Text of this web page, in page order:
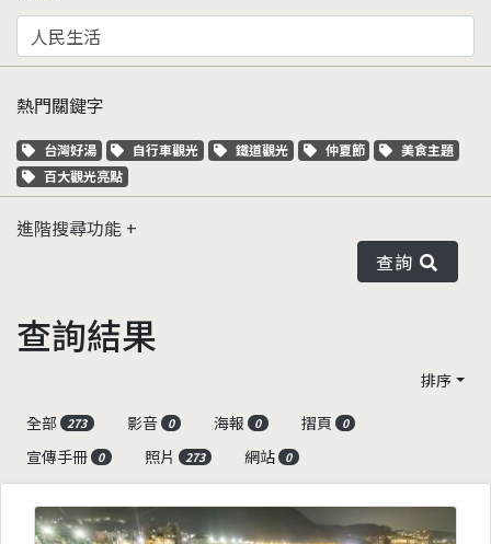
熱門關鍵字
關鍵字標籤
台灣好湯 關鍵字標籤
自行車觀光 關鍵字標籤
鐵道觀光 關鍵字標籤
仲夏節 關鍵字標籤
美食主題
關鍵字標籤
百大觀光亮點
進階搜尋功能
查詢
查詢結果
排序
全部
273 影音 0 海報 0 摺頁 0
宣傳手冊 0 照片 273 網站 0